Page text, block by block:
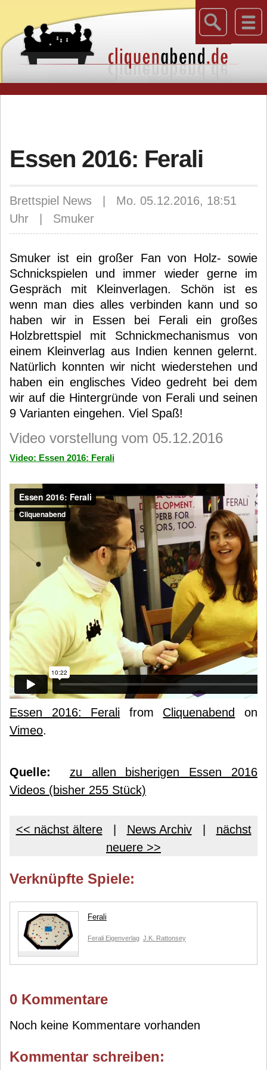
Essen 2016: Ferali
Brettspiel News | Mo. 05.12.2016, 18:51
Uhr | Smuker
Smuker ist ein großer Fan von Holz- sowie
Schnickspielen und immer wieder gerne im
Gespräch mit Kleinverlagen. Schön ist es
wenn man dies alles verbinden kann und so
haben wir in Essen bei Ferali ein großes
Holzbrettspiel mit Schnickmechanismus von
einem Kleinverlag aus Indien kennen gelernt.
Natürlich konnten wir nicht wiederstehen und
haben ein englisches Video gedreht bei dem
wir auf die Hintergründe von Ferali und seinen
9 Varianten eingehen. Viel Spaß!
Video vorstellung vom 05.12.2016
Video: Essen 2016: Ferali
Essen 2016: Ferali from Cliquenabend
on
Vimeo.
Quelle:
zu allen bisherigen Essen 2016
Videos (bisher 255 Stück)
<< nächst ältere| News Archiv| nächst
neuere >>
Verknüpfte Spiele:
Ferali
Ferali Eigenverlag J.K. Rattonsey
0 Kommentare
Noch keine Kommentare vorhanden
Kommentar schreiben: